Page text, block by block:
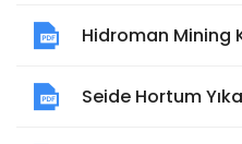
Hidroman Mining
Seide Hortum